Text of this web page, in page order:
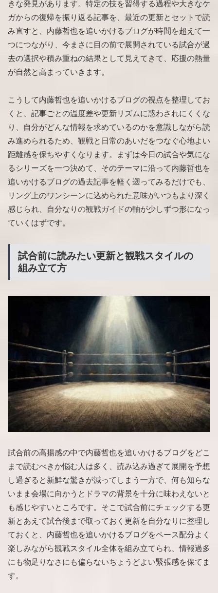
きな発見があります。特定の技を習得する過程や大きなケ
ガからの復帰を振り返る記事を、最近の更新とセットで読
み直すと、内藤哲也を追いかけるブログが時間を超えて一
つにつながり、今まさに目の前で展開されている試合が過
去の選択や積み重ねの結果として見えてきて、応援の熱量
が自然と高まっていきます。
こうして内藤哲也を追いかけるブログの視点を整理してお
くと、記事ごとの温度差や更新リズムに惑わされにくくな
り、自分がどんな情報を求めているのかを意識しながら読
み進められるため、観戦と日常のあいだをつなぐ心地よい
距離感を保ちやすくなります。まずは今日の試合や気にな
るシリーズを一つ決めて、そのテーマに沿って内藤哲也を
追いかけるブログの過去記事を軽く遡ってみるだけでも、
リング上のワンシーンに込められた意味がいつもより深く
感じられ、自分なりの観戦ガイドの軸が少しずつ形になっ
ていくはずです。
試合前に読みたい更新と観戦スタイルの
組み立て方
試合前の高揚感の中で内藤哲也を追いかけるブログをどこ
まで読むべきか悩む人は多く、読み込み過ぎて展開を予想
し過ぎると新鮮な驚きが減ってしまう一方で、何も知らな
いまま会場に向かうとドラマの背景を十分に味わえないと
も感じやすいところです。そこで試合前にチェックする更
新とあえて試合後まで取っておく更新を自分なりに整理し
ておくと、内藤哲也を追いかけるブログをペース配分よく
楽しみながら観戦スタイル全体を組み立てられ、情報過多
にも物足りなさにも偏らないちょうどよい緊張感を保てま
す。